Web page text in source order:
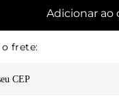
Adicionar ao